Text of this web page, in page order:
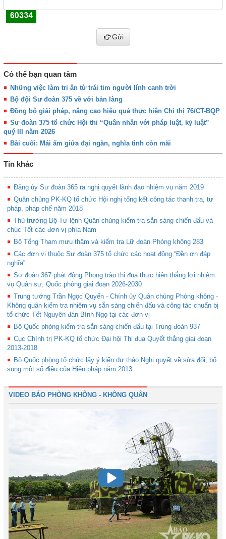
Gửi
Có thể bạn quan tâm
Những việc làm tri ân từ trái tim người lính canh trời
Bộ đội Sư đoàn 375 về với bản làng
Đồng bộ giải pháp, nâng cao hiệu quả thực hiện Chỉ thị 76/CT-BQP
Sư đoàn 375 tổ chức Hội thi “Quân nhân với pháp luật, kỷ luật”
quý III năm 2026
Bài cuối: Mái ấm giữa đại ngàn, nghĩa tình còn mãi
Tin khác
Đảng ủy Sư đoàn 365 ra nghị quyết lãnh đạo nhiệm vụ năm 2019
Quân chủng PK-KQ tổ chức Hội nghị tổng kết công tác thanh tra, tư
pháp, pháp chế năm 2018
Thủ trưởng Bộ Tư lệnh Quân chủng kiểm tra sẵn sàng chiến đấu và
chúc Tết các đơn vị phía Nam
Bộ Tổng Tham mưu thăm và kiểm tra Lữ đoàn Phòng không 283
Các đơn vị thuộc Sư đoàn 375 tổ chức các hoạt động “Đền ơn đáp
nghĩa”
Sư đoàn 367 phát động Phong trào thi đua thực hiện thắng lợi nhiệm
vụ Quân sự, Quốc phòng giai đoạn 2026-2030
Trung tướng Trần Ngọc Quyến - Chính ủy Quân chủng Phòng không -
Không quân kiểm tra nhiệm vụ sẵn sàng chiến đấu và công tác chuẩn bị
tổ chức Tết Nguyên đán Bính Ngọ tại các đơn vị
Bộ Quốc phòng kiểm tra sẵn sàng chiến đấu tại Trung đoàn 937
Cục Chính trị PK-KQ tổ chức Đại hội Thi đua Quyết thắng giai đoạn
2013-2018
Bộ Quốc phòng tổ chức lấy ý kiến dự thảo Nghị quyết về sửa đổi, bổ
sung một số điều của Hiến pháp năm 2013
VIDEO BÁO PHÒNG KHÔNG - KHÔNG QUÂN